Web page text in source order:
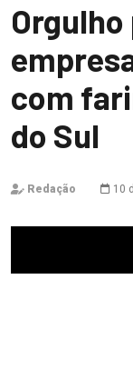
com
do Sul
Redação 10